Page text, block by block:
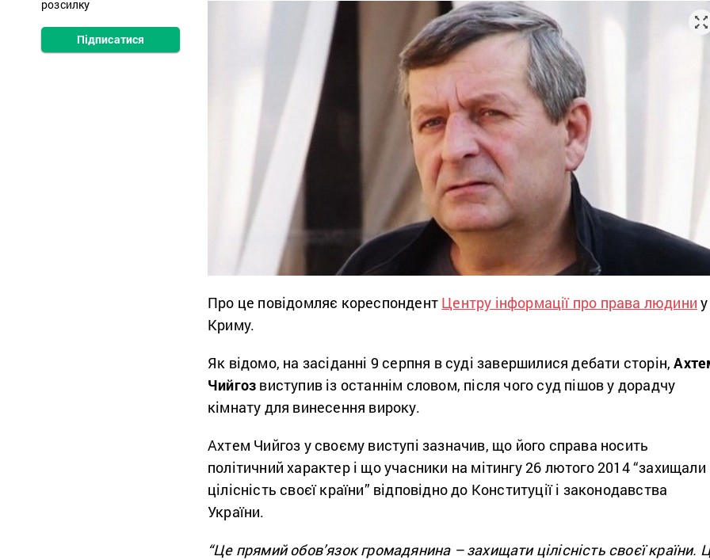
розсилку
Підписатися
Про це повідомляє кореспондент Центру інформації про права людини у
Криму.
Як відомо, на засіданні 9 серпня в суді завершилися дебати сторін,
Чийгоз виступив із останнім словом, після чого суд пішов у дорадчу
кімнату для винесення вироку.
Ахтем Чийгоз у своєму виступі зазначив, що його справа носить
політичний характер і що учасники на мітингу 26 лютого 2014 “захищали
цілісність своєї країни” відповідно до Конституції і законодавства
України.
“Це прямий обов’язок громадянина – захищати цілісність своєї країни.